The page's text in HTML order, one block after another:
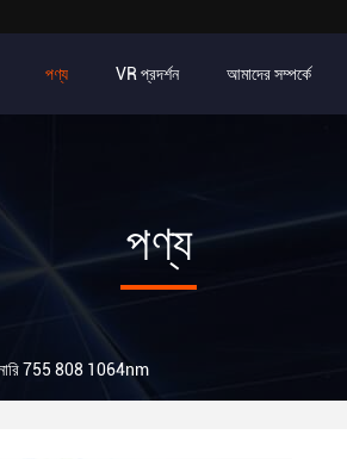
পণ্য VR প্রদর্শন আমাদের সম্পর্কে
পণ্য
755 808 1064nm